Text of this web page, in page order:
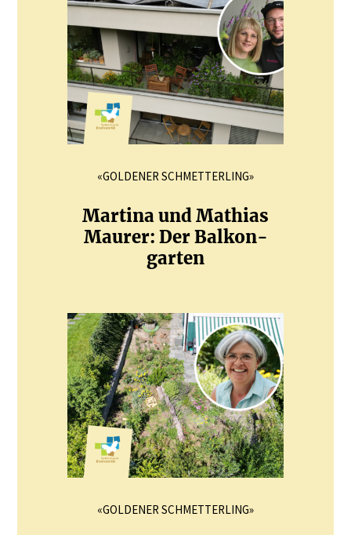
«GOLDENER SCHMETTERLING»
Martina und Mathias
Maurer: Der Balkon­
garten
«GOLDENER SCHMETTERLING»